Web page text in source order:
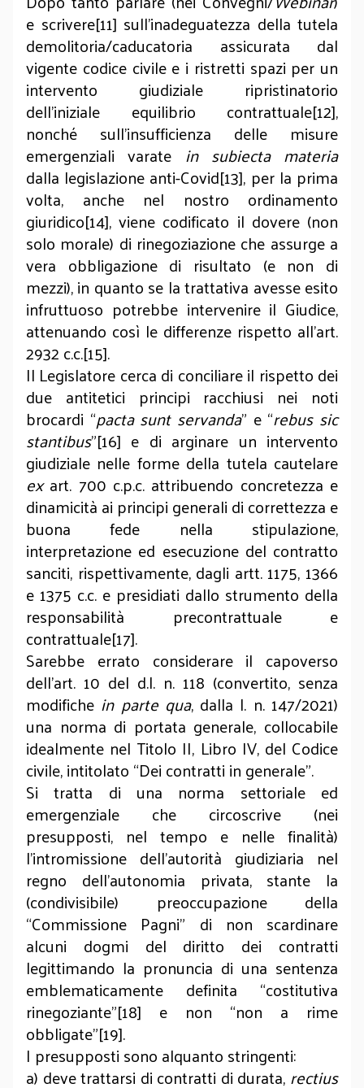
e scrivere[11] sull’inadeguatezza della tutela
demolitoria/caducatoria assicurata dal
vigente codice civile e i ristretti spazi per un
intervento giudiziale ripristinatorio
dell’iniziale equilibrio contrattuale[12],
nonché sull’insufficienza delle misure
emergenziali varate in subiecta materia
dalla legislazione anti-Covid[13], per la prima
volta, anche nel nostro ordinamento
giuridico[14], viene codificato il dovere (non
solo morale) di rinegoziazione che assurge a
vera obbligazione di risultato (e non di
mezzi), in quanto se la trattativa avesse esito
infruttuoso potrebbe intervenire il Giudice,
attenuando così le differenze rispetto all’art.
2932 c.c.[15].
Il Legislatore cerca di conciliare il rispetto dei
due antitetici principi racchiusi nei noti
brocardi “pacta sunt servanda” e “rebus sic
stantibus”[16] e di arginare un intervento
giudiziale nelle forme della tutela cautelare
exart. 700 c.p.c. attribuendo concretezza e
dinamicità ai principi generali di correttezza e
buona fede nella stipulazione,
interpretazione ed esecuzione del contratto
sanciti, rispettivamente, dagli artt. 1175, 1366
e 1375 c.c. e presidiati dallo strumento della
responsabilità precontrattuale e
contrattuale[17].
Sarebbe errato considerare il capoverso
dell’art. 10 del d.l. n. 118 (convertito, senza
modifiche in parte qua, dalla l. n. 147/2021)
una norma di portata generale, collocabile
idealmente nel Titolo II, Libro IV, del Codice
civile, intitolato “Dei contratti in generale”.
Si tratta di una norma settoriale ed
emergenziale che circoscrive (nei
presupposti, nel tempo e nelle finalità)
l’intromissione dell’autorità giudiziaria nel
regno dell’autonomia privata, stante la
(condivisibile) preoccupazione della
“Commissione Pagni” di non scardinare
alcuni dogmi del diritto dei contratti
legittimando la pronuncia di una sentenza
emblematicamente definita “costitutiva
rinegoziante”[18] e non “non a rime
obbligate”[19].
I presupposti sono alquanto stringenti:
a) deve trattarsi di contratti di durata,rectius